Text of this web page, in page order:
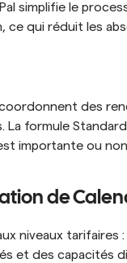
simplifie le
ce qui réduit les
des
La formule
importante ou
de
niveaux tarifaires
et des capacités